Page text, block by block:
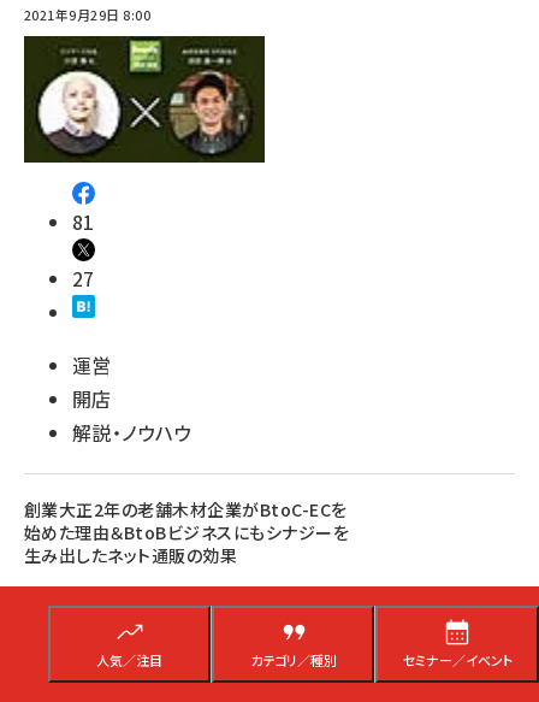
人気／注目 カテゴリ／種別 セミナー／イベント
2021年9月29日 8:00
81
27
運営
開店
解説・ノウハウ
創業大正2年の老舗木材企業がBtoC-ECを
始めた理由＆BtoBビジネスにもシナジーを
生み出したネット通販の効果
ラがBtoC向けECサイトを開設した理由や、大口取引にもつながった商品開
小林 義法